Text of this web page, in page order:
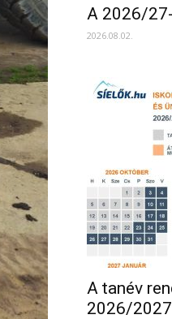
A 2026/
2026.08.02.
A tanév
2026/